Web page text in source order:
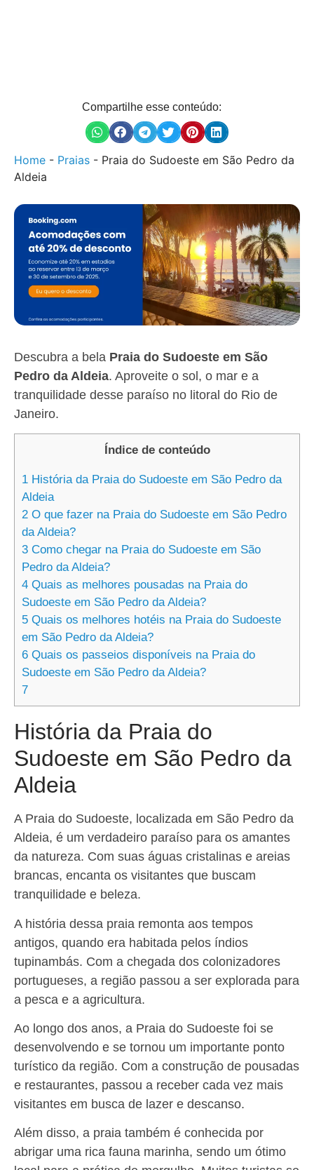
Compartilhe esse conteúdo:
Home - Praias - Praia do Sudoeste em São Pedro da
Aldeia
Descubra a bela Praia do Sudoeste em São
Pedro da Aldeia. Aproveite o sol, o mar e a
tranquilidade desse paraíso no litoral do Rio de
Janeiro.
Índice de conteúdo
1 História da Praia do Sudoeste em São Pedro da
Aldeia
2 O que fazer na Praia do Sudoeste em São Pedro
da Aldeia?
3 Como chegar na Praia do Sudoeste em São
Pedro da Aldeia?
4 Quais as melhores pousadas na Praia do
Sudoeste em São Pedro da Aldeia?
5 Quais os melhores hotéis na Praia do Sudoeste
em São Pedro da Aldeia?
6 Quais os passeios disponíveis na Praia do
Sudoeste em São Pedro da Aldeia?
7
História da Praia do
Sudoeste em São Pedro da
Aldeia
A Praia do Sudoeste, localizada em São Pedro da
Aldeia, é um verdadeiro paraíso para os amantes
da natureza. Com suas águas cristalinas e areias
brancas, encanta os visitantes que buscam
tranquilidade e beleza.
A história dessa praia remonta aos tempos
antigos, quando era habitada pelos índios
tupinambás. Com a chegada dos colonizadores
portugueses, a região passou a ser explorada para
a pesca e a agricultura.
Ao longo dos anos, a Praia do Sudoeste foi se
desenvolvendo e se tornou um importante ponto
turístico da região. Com a construção de pousadas
e restaurantes, passou a receber cada vez mais
visitantes em busca de lazer e descanso.
Além disso, a praia também é conhecida por
abrigar uma rica fauna marinha, sendo um ótimo